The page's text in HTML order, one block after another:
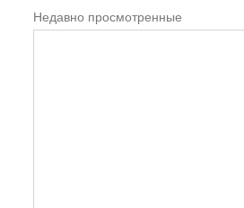
Недавно просмотренные